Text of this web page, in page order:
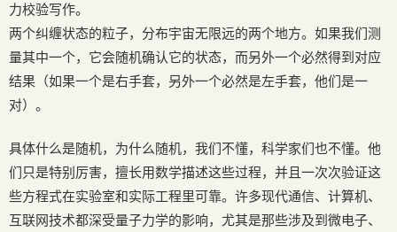
力校验写作。
两个纠缠状态的粒子，分布宇宙无限远的两个地方。如果我们测
量其中一个，它会随机确认它的状态，而另外一个必然得到对应
结果（如果一个是右手套，另外一个必然是左手套，他们是一
对）。
具体什么是随机，为什么随机，我们不懂，科学家们也不懂。他
们只是特别厉害，擅长用数学描述这些过程，并且一次次验证这
些方程式在实验室和实际工程里可靠。许多现代通信、计算机、
互联网技术都深受量子力学的影响，尤其是那些涉及到微电子、